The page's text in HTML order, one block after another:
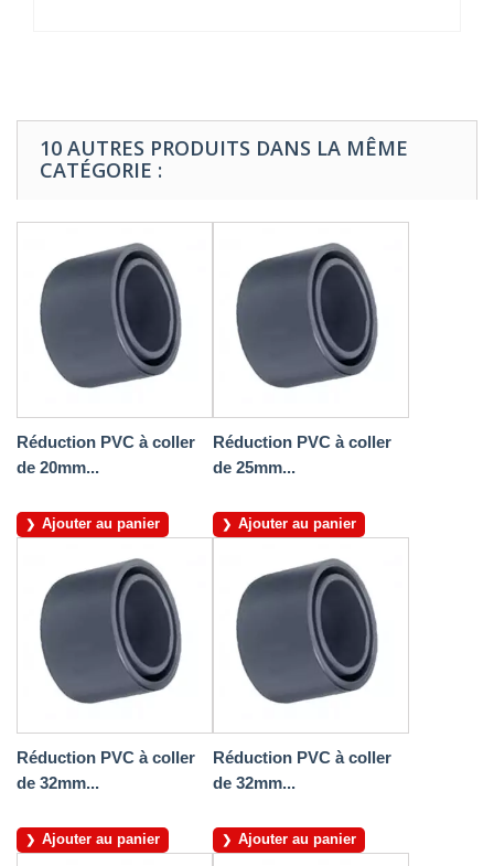
10 AUTRES PRODUITS DANS LA MÊME
CATÉGORIE :
Réduction PVC à coller
de 20mm...
Ajouter au panier
Réduction PVC à coller
de 25mm...
Ajouter au panier
Réduction PVC à coller
de 32mm...
Ajouter au panier
Réduction PVC à coller
de 32mm...
Ajouter au panier